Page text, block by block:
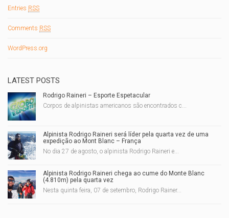
Entries RSS
Comments RSS
WordPress.org
LATEST POSTS
Rodrigo Raineri – Esporte Espetacular
Corpos de alpinistas americanos são encontrados c...
Alpinista Rodrigo Raineri será líder pela quarta vez de uma
expedição ao Mont Blanc – França
No dia 27 de agosto, o alpinista Rodrigo Raineri e...
Alpinista Rodrigo Raineri chega ao cume do Monte Blanc
(4.810m) pela quarta vez
Nesta quinta feira, 07 de setembro, Rodrigo Rainer...